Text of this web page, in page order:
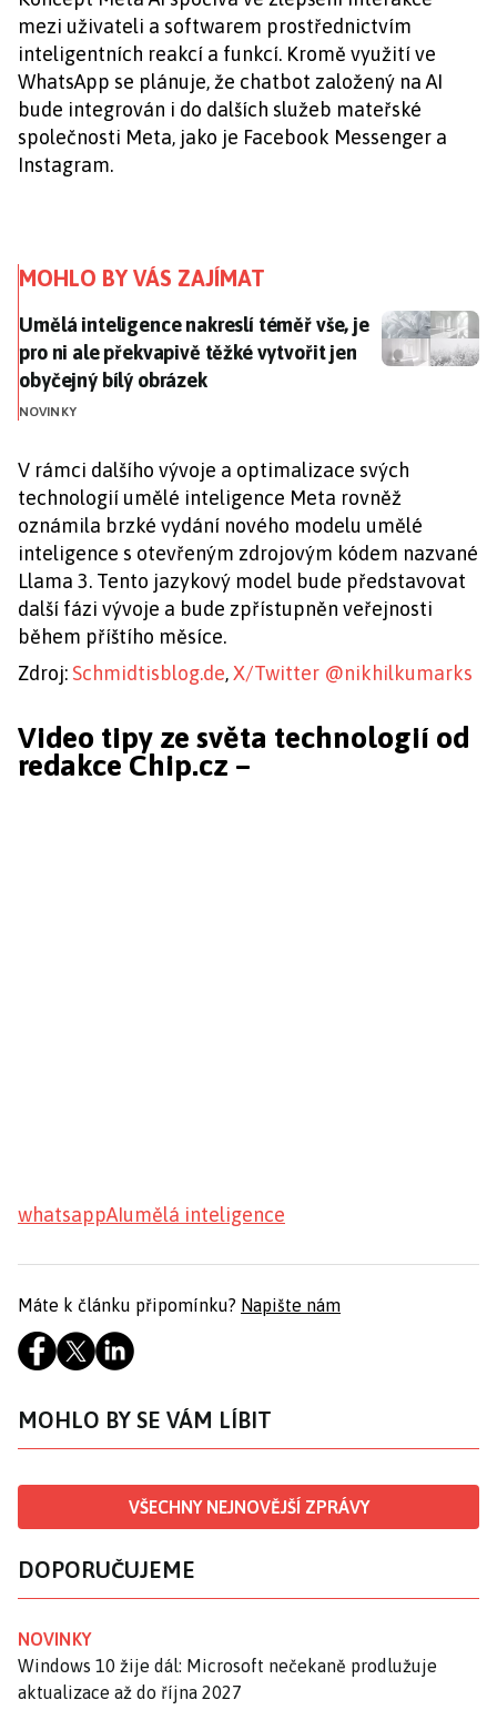
mezi uživateli a softwarem prostřednictvím
inteligentních reakcí a funkcí. Kromě využití ve
WhatsApp se plánuje, že chatbot založený na AI
bude integrován i do dalších služeb mateřské
společnosti Meta, jako je Facebook Messenger a
Instagram.
MOHLO BY VÁS ZAJÍMAT
Umělá inteligence nakreslí téměř vše, je pro ni ale
Umělá inteligence nakreslí téměř vše, je
pro ni ale překvapivě těžké vytvořit jen
obyčejný bílý obrázek
NOVINKY
V rámci dalšího vývoje a optimalizace svých
technologií umělé inteligence Meta rovněž
oznámila brzké vydání nového modelu umělé
inteligence s otevřeným zdrojovým kódem nazvané
Llama 3. Tento jazykový model bude představovat
další fázi vývoje a bude zpřístupněn veřejnosti
během příštího měsíce.
Zdroj: Schmidtisblog.de, X/Twitter @nikhilkumarks
Video tipy ze světa technologií od
redakce Chip.cz –
whatsappAIumělá inteligence
Máte k článku připomínku? Napište nám
MOHLO BY SE VÁM LÍBIT
VŠECHNY NEJNOVĚJŠÍ ZPRÁVY
DOPORUČUJEME
NOVINKY
Windows 10 žije dál: Microsoft nečekaně prodlužuje
aktualizace až do října 2027